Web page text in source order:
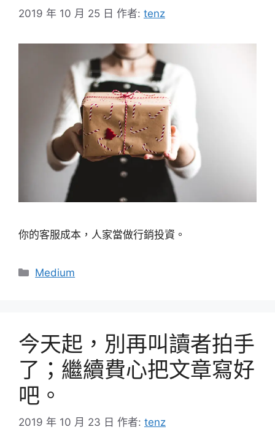
2019 年 10 月 25 日 作者: tenz
你的客服成本，人家當做行銷投資。
分
Medium
今天起，別再叫讀者拍手
了；繼續費心把文章寫好
吧。
2019 年 10 月 23 日 作者: tenz